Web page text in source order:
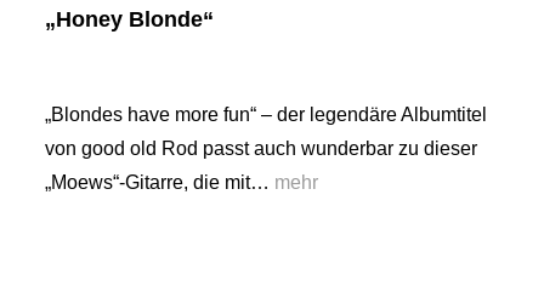
„Honey Blonde“
„Blondes have more fun“ – der legendäre Albumtitel
von good old Rod passt auch wunderbar zu dieser
„Moews“-Gitarre, die mit… mehr